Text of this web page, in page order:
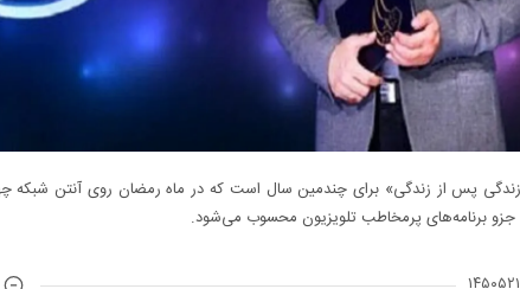
پس از زندگی» برای چندمین سال است که در ماه رمضان روی آنتن شبکه
برنامه‌های پرمخاطب تلویزیون محسوب می‌شود.